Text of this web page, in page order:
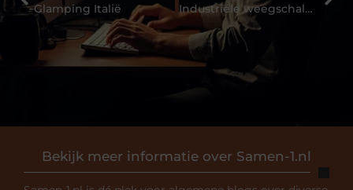
Bekijk meer informatie over Samen-1.nl
Glamping Italië Industriële weegschalen met optimaal meetvermogen